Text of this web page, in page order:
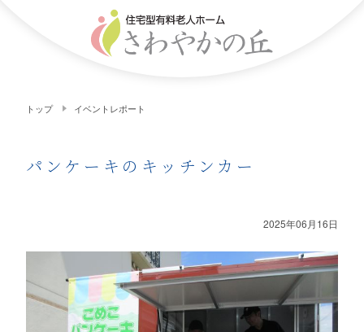
トップ イベントレポート
パンケーキのキッチンカー
2025年06月16日